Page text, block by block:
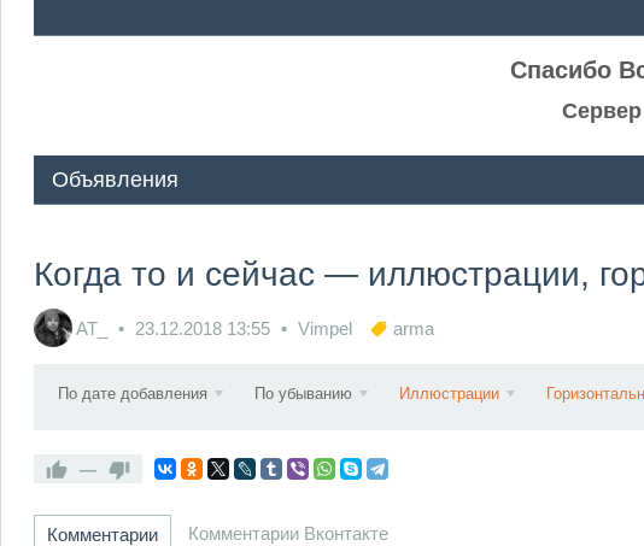
Спасибо
Сервер
Объявления
Когда то и сейчас — иллюстрации,
AT_ 23.12.2018 13:55 Vimpel arma
По дате добавления По убыванию Иллюстрации
—
Комментарии Комментарии Вконтакте